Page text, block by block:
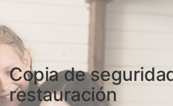
Copia de
restauración